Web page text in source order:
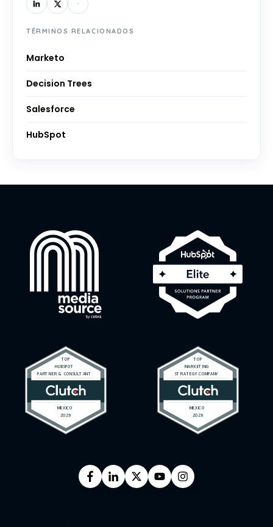
TÉRMINOS RELACIONADOS
Marketo
Decision Trees
Salesforce
HubSpot